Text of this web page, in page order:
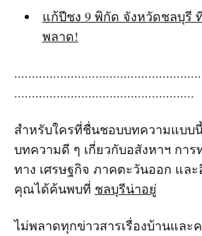
แก้ปีชง 9 พิกัด จังหวัดชลบุรี
พลาด!
...................................................
สำหรับใครที่ชื่นชอบบทความแบบ
บทความดี ๆ เกี่ยวกับอสังหาฯ การ
ทาง เศรษฐกิจ ภาคตะวันออก แล
คุณได้ค้นพบที่ ชลบุรีน่าอยู่
ไม่พลาดทุกข่าวสารเรื่องบ้านและ